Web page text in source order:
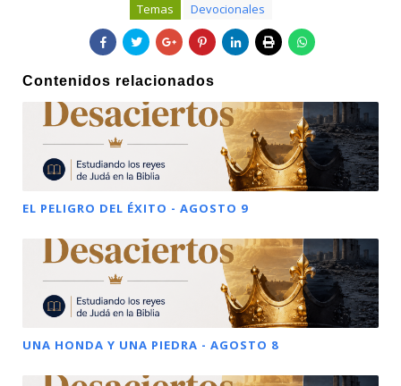
Temas Devocionales
Contenidos relacionados
EL PELIGRO DEL ÉXITO - AGOSTO 9
UNA HONDA Y UNA PIEDRA - AGOSTO 8